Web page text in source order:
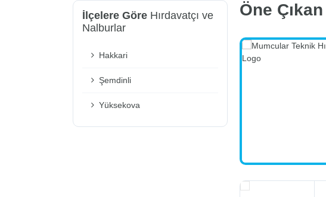
İlçelere Göre Hırdavatçı ve
Nalburlar
Hakkari
Şemdinli
Yüksekova
Öne Çıkan